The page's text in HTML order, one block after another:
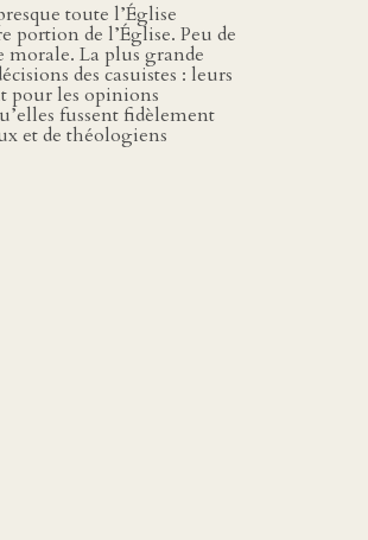
toute l’Église
de l’Église. Peu de
La plus grande
des casuistes : leurs
pour les opinions
fussent fidèlement
et de théologiens